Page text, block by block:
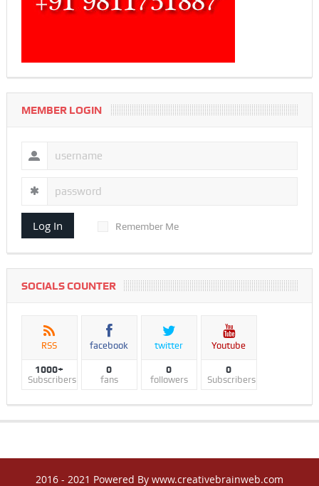
MEMBER LOGIN
Log In Remember Me
SOCIALS COUNTER
RSS
1000+
Subscribers
facebook
0
fans
twitter
0
followers
Youtube
0
Subscribers
2016 - 2021 Powered By www.creativebrainweb.com